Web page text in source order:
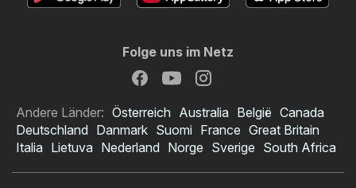
Folge uns im Netz
Andere Länder: Österreich Australia België Canada
Deutschland Danmark Suomi France Great Britain
Italia Lietuva Nederland Norge Sverige South Africa